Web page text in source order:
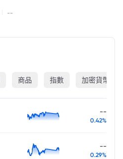
--
商品 指數 加密貨幣
--
0.42%
--
0.29%